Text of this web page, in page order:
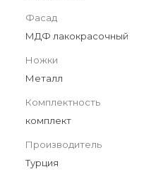
Фасад
МДФ лакокрасочный
Ножки
Металл
Комплектность
комплект
Производитель
Турция